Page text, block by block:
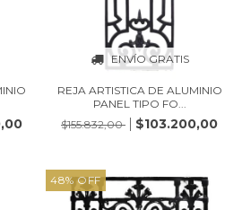
ENVÍO GRATIS
REJA ARTISTICA DE ALUMINIO
PANEL TIPO FO...
$155.832,00
$103.200,00
48%OFF